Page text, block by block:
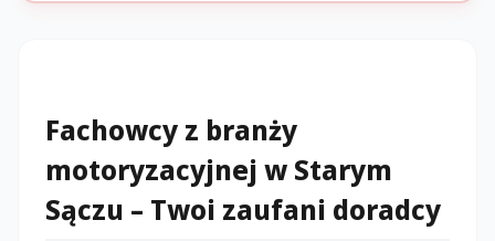
Fachowcy z branży
motoryzacyjnej w Starym
Sączu – Twoi zaufani doradcy